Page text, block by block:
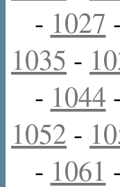
- 1027
1035 -
- 1044
1052 -
- 1061